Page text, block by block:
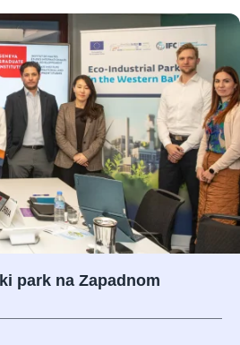
park na Zapadnom